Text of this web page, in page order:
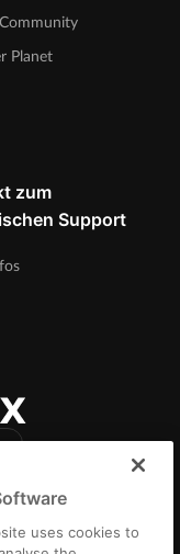
Planet
zum
Support
uses cookies to